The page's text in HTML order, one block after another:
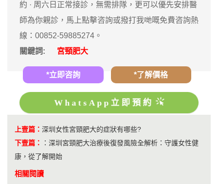
約 · ‎周六日正常接診，無需排隊，更可以優先安排醫
師為你親診，馬上點擊咨詢或撥打我哋嘅免費咨詢熱
線：00852-59885274。
關鍵詞:
宮頸肥大
*立即咨詢 *了解價格
WhatsApp立即預約
上壹篇： 深圳女性宮頸肥大的症狀有哪些?
下壹篇：
： 深圳宮頸肥大治療後復發風險全解析：守護女性健
康，從了解開始
相關閱讀